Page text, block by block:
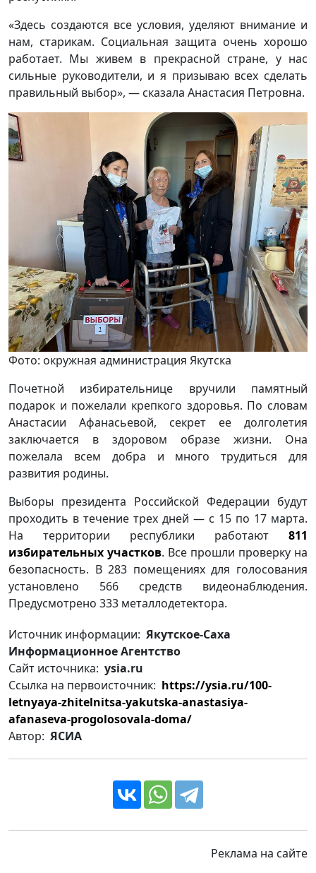
«Здесь создаются все условия, уделяют внимание и
нам, старикам. Социальная защита очень хорошо
работает. Мы живем в прекрасной стране, у нас
сильные руководители, и я призываю всех сделать
правильный выбор», — сказала Анастасия Петровна.
Фото: окружная администрация Якутска
Почетной избирательнице вручили памятный
подарок и пожелали крепкого здоровья. По словам
Анастасии Афанасьевой, секрет ее долголетия
заключается в здоровом образе жизни. Она
пожелала всем добра и много трудиться для
развития родины.
Выборы президента Российской Федерации будут
проходить в течение трех дней — с 15 по 17 марта.
На территории республики работают 811
избирательных участков. Все прошли проверку на
безопасность. В 283 помещениях для голосования
установлено 566 средств видеонаблюдения.
Предусмотрено 333 металлодетектора.
Источник информации: Якутское-Саха
Информационное Агентство
Сайт источника: ysia.ru
Ссылка на первоисточник: https://ysia.ru/100-
letnyaya-zhitelnitsa-yakutska-anastasiya-
afanaseva-progolosovala-doma/
Автор: ЯСИА
Реклама на сайте